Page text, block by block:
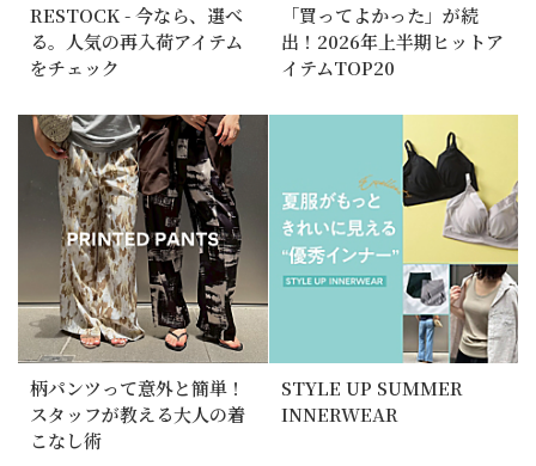
RESTOCK - 今なら、選べ
る。人気の再入荷アイテム
をチェック
「買ってよかった」が続
出！2026年上半期ヒットア
イテムTOP20
柄パンツって意外と簡単！
スタッフが教える大人の着
こなし術
STYLE UP SUMMER
INNERWEAR